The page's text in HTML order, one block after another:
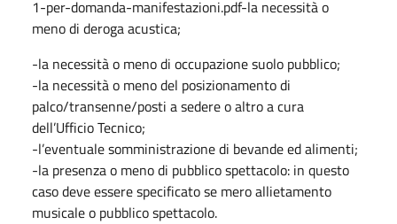
1-per-domanda-manifestazioni.pdf-la necessità o
meno di deroga acustica;
-la necessità o meno di occupazione suolo pubblico;
-la necessità o meno del posizionamento di
palco/transenne/posti a sedere o altro a cura
dell’Ufficio Tecnico;
-l’eventuale somministrazione di bevande ed alimenti;
-la presenza o meno di pubblico spettacolo: in questo
caso deve essere specificato se mero allietamento
musicale o pubblico spettacolo.